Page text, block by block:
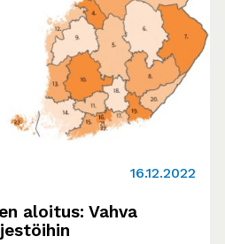
16.12.2022
aloitus: Vahva